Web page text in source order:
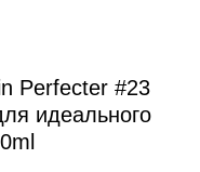
Perfecter #23
идеального